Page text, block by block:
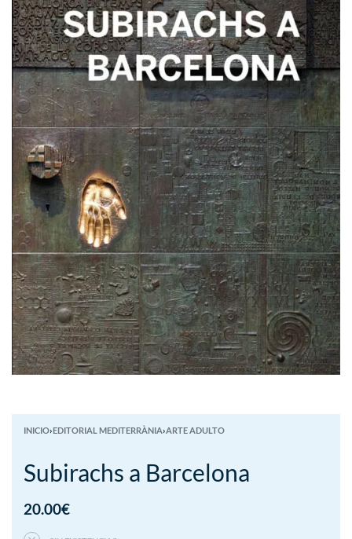
INICIO›EDITORIAL MEDITERRÀNIA›ARTE ADULTO
Subirachs a Barcelona
20.00€